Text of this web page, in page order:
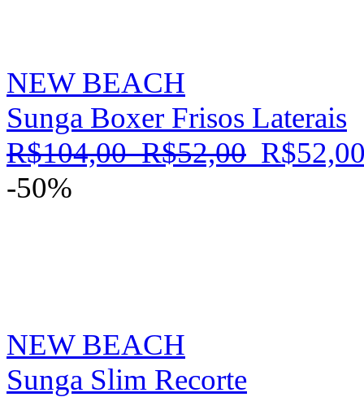
NEW BEACH
Sunga Boxer Frisos Laterais
R$104,00 R$52,00
-50%
NEW BEACH
Sunga Slim Recorte